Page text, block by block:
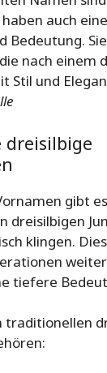
auch
Bedeutung.
nach einem
Stil und
gibt
dreisilbigen
klingen.
tiefere
traditionellen